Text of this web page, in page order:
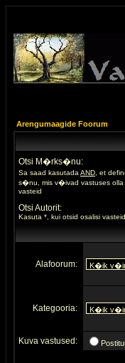
Arengumaagide Foorum
Otsi M�rks�nu:
Sa saad kasutada AND , et
s�nu, mis v�ivad vastuses olla
vasteid
Otsi Autorit:
Kasuta *, kui otsid osalisi vasteid
Alafoorum:
Kategooria:
Kuva vastused: